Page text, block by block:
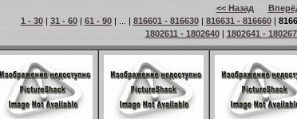
<< Назад
1 - 30| 31 - 60| 61 - 90| ... | 816601 - 816630| 816631 - 816660|
1802611 - 1802640| 1802641 -